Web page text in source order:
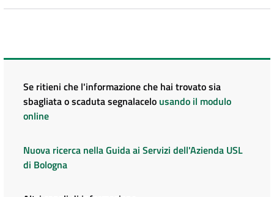
Se ritieni che l'informazione che hai trovato sia
sbagliata o scaduta segnalacelo usando il modulo
online
Nuova ricerca nella Guida ai Servizi dell'Azienda USL
di Bologna